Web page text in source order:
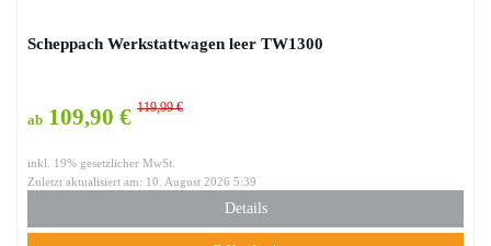
Scheppach Werkstattwagen leer TW1300
ab 109,90 € 119,99 €
inkl. 19% gesetzlicher MwSt.
Zuletzt aktualisiert am: 10. August 2026 5:39
Details